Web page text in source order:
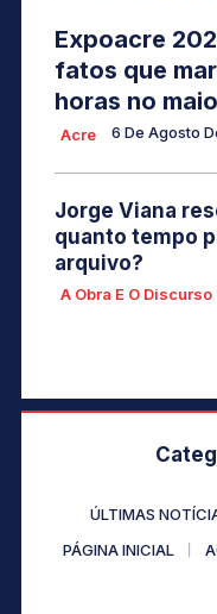
Expoacre
fatos que
horas no
Acre 6 De Agosto
Jorge Viana
quanto tempo
arquivo?
A Obra E O Discurso
ÚLTIMAS
PÁGINA INICIAL